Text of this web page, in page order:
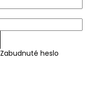
Zabudnuté heslo